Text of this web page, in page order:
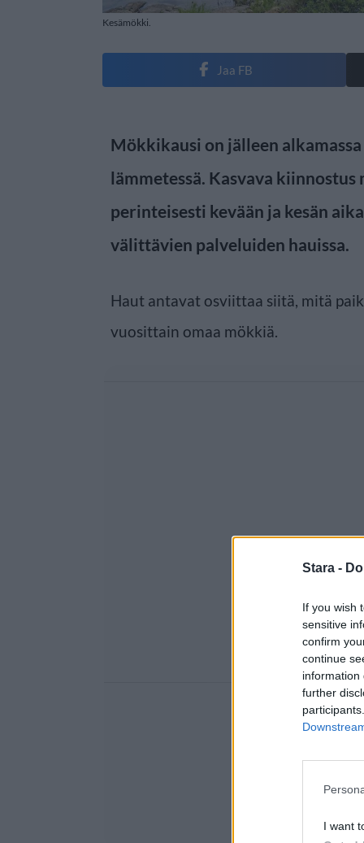
Stara -
If you wish
sensitive
confirm
continue
information
further
I want
Kesämökki.
Jaa FB
Mökkikausi on jälleen
lämmetessä. Kasvava
perinteisesti kevään ja kesän
välittävien palveluiden hauissa.
Haut antavat osviittaa siitä, mitä
vuosittain omaa mökkiä.